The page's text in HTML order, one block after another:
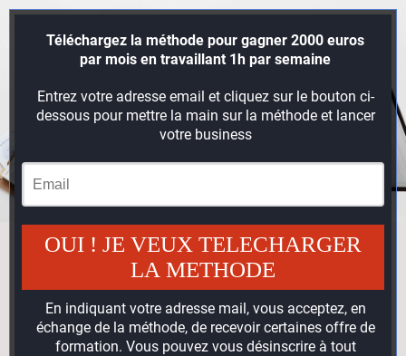
Téléchargez la méthode pour gagner 2000 euros
par mois en travaillant 1h par semaine
Entrez votre adresse email et cliquez sur le bouton ci-
dessous pour mettre la main sur la méthode et lancer
votre business
OUI ! JE VEUX TELECHARGER
LA METHODE
En indiquant votre adresse mail, vous acceptez, en
échange de la méthode, de recevoir certaines offre de
formation. Vous pouvez vous désinscrire à tout